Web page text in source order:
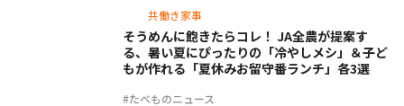
共働き家事
#たべものニュース
そうめんに飽きたらコレ！ JA全農が提案す
る、暑い夏にぴったりの「冷やしメシ」＆子ど
もが作れる「夏休みお留守番ランチ」各3選